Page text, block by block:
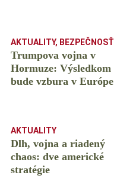
AKTUALITY, BEZPEČNOSŤ
Trumpova vojna v
Hormuze: Výsledkom
bude vzbura v Európe
AKTUALITY
Dlh, vojna a riadený
chaos: dve americké
stratégie